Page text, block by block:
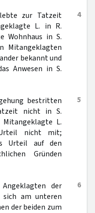
4
zur Tatzeit
L. in R.
Wohnhaus in S.
Mitangeklagten
bekannt und
Anwesen in S.
5
bestritten
nicht in S.
L.
nicht mit;
Urteil auf den
Gründen
6
der
am unteren
der beiden zum